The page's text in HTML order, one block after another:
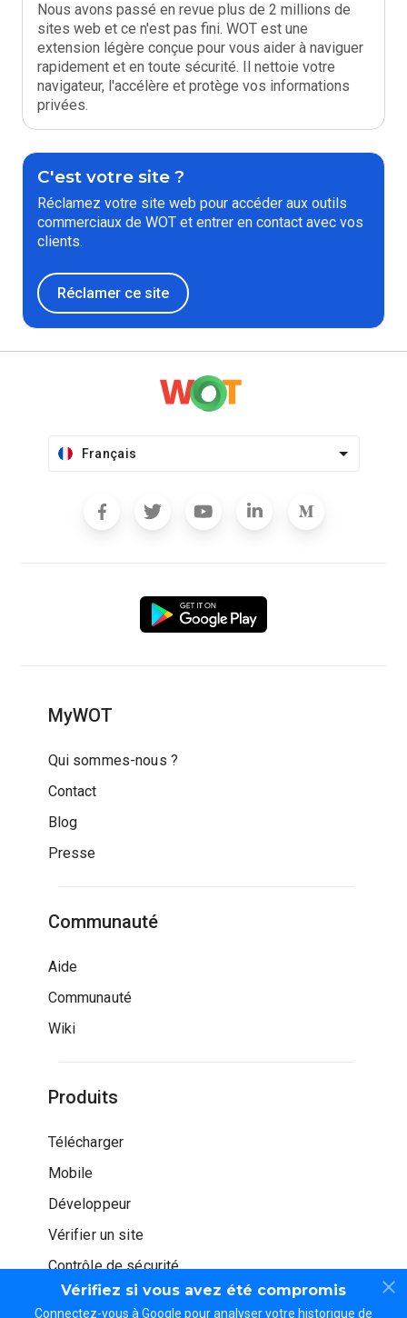
Vérifiez si vous avez été compromis
Connectez-vous à Google pour analyser votre historique de
Nous avons passé en revue plus de 2 millions de
sites web et ce n'est pas fini. WOT est une
extension légère conçue pour vous aider à naviguer
rapidement et en toute sécurité. Il nettoie votre
navigateur, l'accélère et protège vos informations
privées.
C'est votre site ?
Réclamez votre site web pour accéder aux outils
commerciaux de WOT et entrer en contact avec vos
clients.
Réclamer ce site
Français
MyWOT
Qui sommes-nous ?
Contact
Blog
Presse
Communauté
Aide
Communauté
Wiki
Produits
Télécharger
Mobile
Développeur
Vérifier un site
Contrôle de sécurité